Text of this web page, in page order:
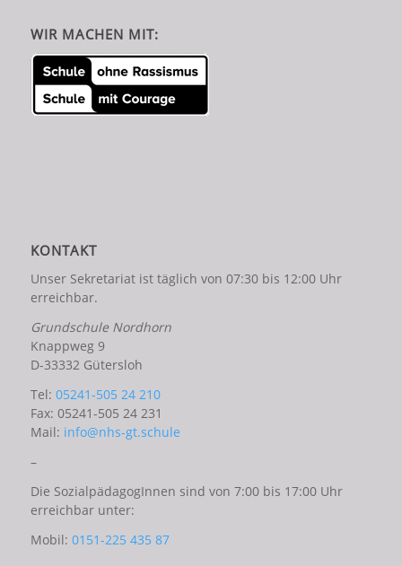
WIR MACHEN MIT:
KONTAKT
Unser Sekretariat ist täglich von 07:30 bis 12:00 Uhr
erreichbar.
Grundschule Nordhorn
Knappweg 9
D-33332 Gütersloh
Tel: 05241-505 24 210
Fax: 05241-505 24 231
Mail: info@nhs-gt.schule
–
Die SozialpädagogInnen sind von 7:00 bis 17:00 Uhr
erreichbar unter:
Mobil: 0151-225 435 87